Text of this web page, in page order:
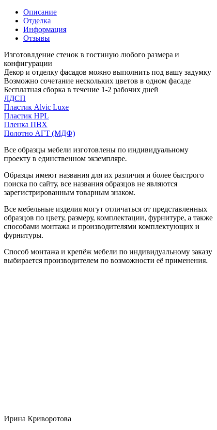
Описание
Отделка
Информация
Отзывы
Изготовлдение стенок в гостиную любого размера и
конфигурации
Декор и отделку фасадов можно выполнить под вашу задумку
Возможно сочетание нескольких цветов в одном фасаде
Бесплатная сборка в течение 1-2 рабочих дней
ЛДСП
Пластик Alvic Luxe
Пластик HPL
Пленка ПВХ
Полотно АГТ (МДФ)
Все образцы мебели изготовлены по индивидуальному
проекту в единственном экземпляре.
Образцы имеют названия для их различия и более быстрого
поиска по сайту, все названия образцов не являются
зарегистрированным товарным знаком.
Все мебельные изделия могут отличаться от представленных
образцов по цвету, размеру, комплектации, фурнитуре, а также
способами монтажа и производителями комплектующих и
фурнитуры.
Способ монтажа и крепёж мебели по индивидуальному заказу
выбирается производителем по возможности её применения.
Ирина Криворотова